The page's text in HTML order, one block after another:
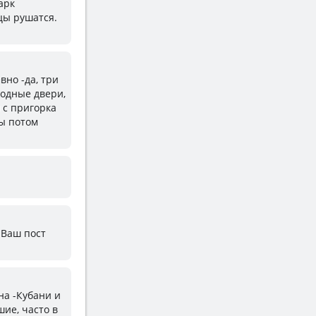
рушатся.
-да, три
двери,
пригорка
потом
пост
-Кубани и
часто в